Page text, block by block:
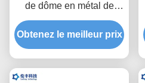
de dôme en métal de
recouvrement de clavier
numérique de contact à
membrane d'ANIMAL
Obtenez le meilleur prix